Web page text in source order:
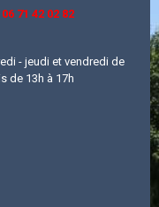
71 42 02 82
- jeudi et vendredi de
de 13h à 17h